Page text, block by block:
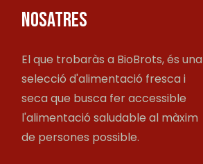
NOSATRES
El que trobaràs a BioBrots, és una
selecció d'alimentació fresca i
seca que busca fer accessible
l'alimentació saludable al màxim
de persones possible.